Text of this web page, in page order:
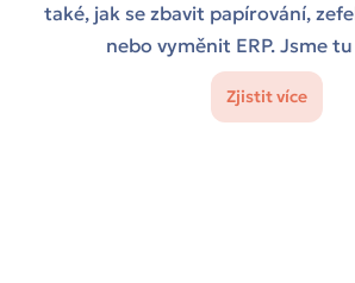
také, jak se zbavit papírování,
nebo vyměnit ERP. Jsme
Zjistit více